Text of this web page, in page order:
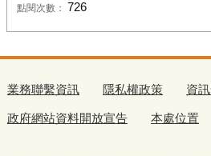
點閱次數： 726
業務聯繫資訊 隱私權政策 資
政府網站資料開放宣告 本處位置